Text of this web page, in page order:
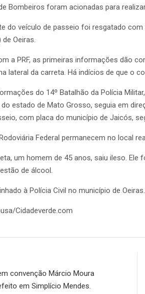
Bombeiros foram acionadas para
do veículo de passeio foi resgatado com
Oeiras.
a PRF, as primeiras informações dão
lateral da carreta. Há indícios de que o
do 14º Batalhão da Polícia
estado de Mato Grosso, seguia em
com placa do município de Jaicós,
Federal permanecem no local
um homem de 45 anos, saiu ileso.
de álcool.
à Polícia Civil no município de Oeiras.
Cidadeverde.com
convenção Márcio Moura
em Simplício Mendes.